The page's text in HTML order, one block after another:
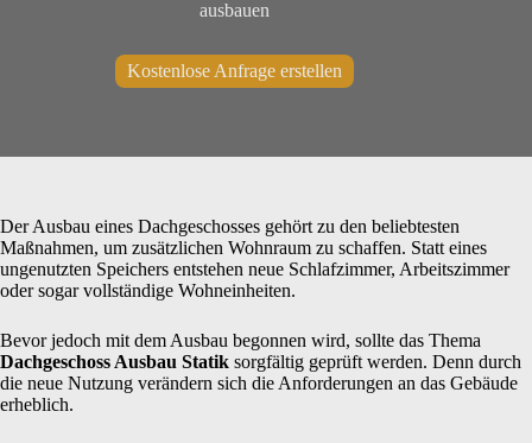
ausbauen
Kostenlose Anfrage erstellen
Der Ausbau eines Dachgeschosses gehört zu den beliebtesten
Maßnahmen, um zusätzlichen Wohnraum zu schaffen. Statt eines
ungenutzten Speichers entstehen neue Schlafzimmer, Arbeitszimmer
oder sogar vollständige Wohneinheiten.
Bevor jedoch mit dem Ausbau begonnen wird, sollte das Thema
Dachgeschoss Ausbau Statik sorgfältig geprüft werden. Denn durch
die neue Nutzung verändern sich die Anforderungen an das Gebäude
erheblich.